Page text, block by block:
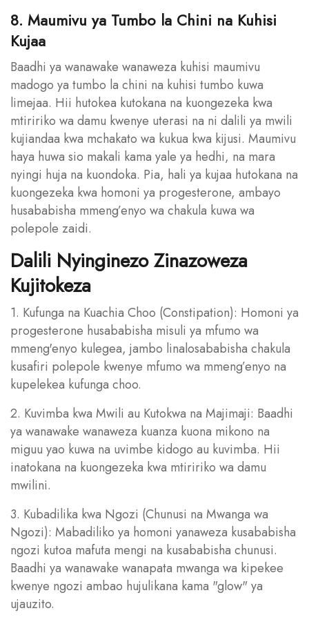
8. Maumivu ya Tumbo la Chini na Kuhisi
Kujaa
Baadhi ya wanawake wanaweza kuhisi maumivu
madogo ya tumbo la chini na kuhisi tumbo kuwa
limejaa. Hii hutokea kutokana na kuongezeka kwa
mtiririko wa damu kwenye uterasi na ni dalili ya mwili
kujiandaa kwa mchakato wa kukua kwa kijusi. Maumivu
haya huwa sio makali kama yale ya hedhi, na mara
nyingi huja na kuondoka. Pia, hali ya kujaa hutokana na
kuongezeka kwa homoni ya progesterone, ambayo
husababisha mmeng’enyo wa chakula kuwa wa
polepole zaidi.
Dalili Nyinginezo Zinazoweza
Kujitokeza
1. Kufunga na Kuachia Choo (Constipation): Homoni ya
progesterone husababisha misuli ya mfumo wa
mmeng'enyo kulegea, jambo linalosababisha chakula
kusafiri polepole kwenye mfumo wa mmeng’enyo na
kupelekea kufunga choo.
2. Kuvimba kwa Mwili au Kutokwa na Majimaji: Baadhi
ya wanawake wanaweza kuanza kuona mikono na
miguu yao kuwa na uvimbe kidogo au kuvimba. Hii
inatokana na kuongezeka kwa mtiririko wa damu
mwilini.
3. Kubadilika kwa Ngozi (Chunusi na Mwanga wa
Ngozi): Mabadiliko ya homoni yanaweza kusababisha
ngozi kutoa mafuta mengi na kusababisha chunusi.
Baadhi ya wanawake wanapata mwanga wa kipekee
kwenye ngozi ambao hujulikana kama "glow" ya
ujauzito.